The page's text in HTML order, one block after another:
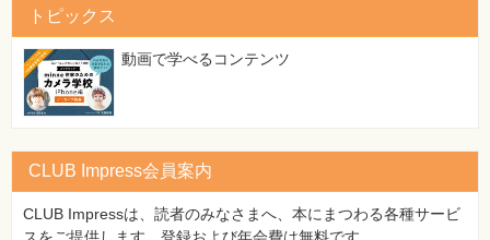
ます。一般の消防吏員や消防団員にはできません。
[正]
防火対象物に対する措置命令は、消防長か消防署長が行い
ます。障害除去の措置命令（24ページ）と異なり、一般
の消防吏員や消防団員にはできません。
43ページ ページ下方、「理解度チェック」の問題文2（初刷
→2刷）
[誤]
トピックス
動画で学べるコンテンツ
CLUB Impress会員案内
CLUB Impressは、読者のみなさまへ、本にまつわる各種サービ